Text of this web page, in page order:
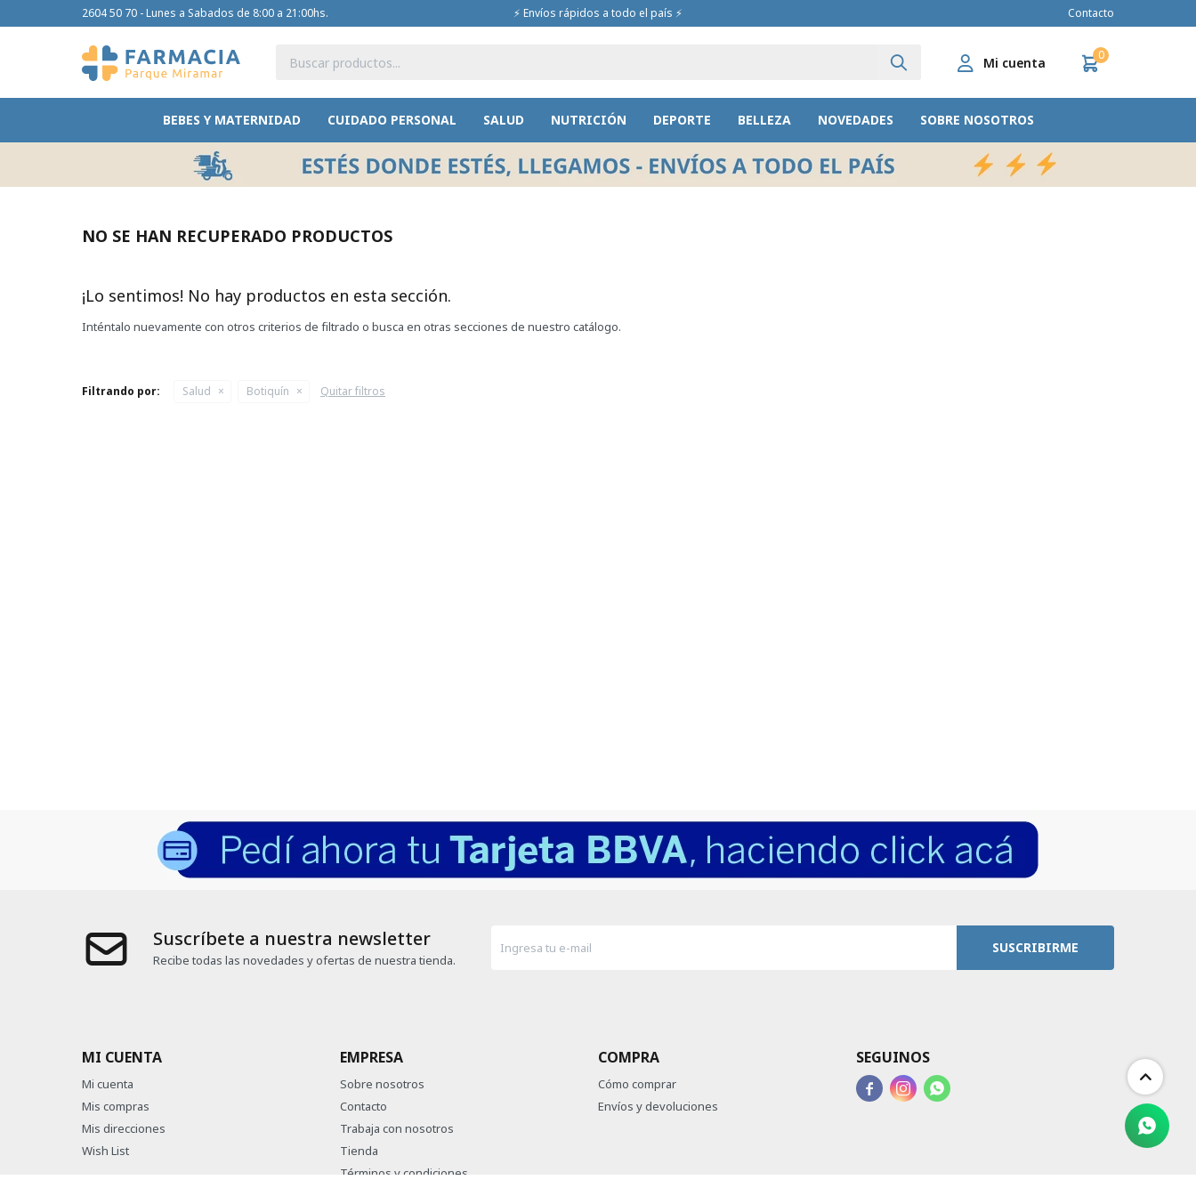
BEBES Y MATERNIDAD CUIDADO PERSONAL SALUD NUTRICIÓN DEPORTE BELLEZA NOVEDADES SOBRE NOSOTROS
0
2604 50 70 - Lunes a Sabados de 8:00 a 21:00hs. ⚡ Envíos rápidos a todo el país ⚡ Contacto
NO SE HAN RECUPERADO PRODUCTOS
¡Lo sentimos! No hay productos en esta sección.
Inténtalo nuevamente con otros criterios de filtrado o busca en otras secciones de nuestro catálogo.
Filtrando por: Salud Botiquín Quitar filtros
Suscríbete a nuestra newsletter
Recibe todas las novedades y ofertas de nuestra tienda.
SUSCRIBIRME
MI CUENTA
Mi cuenta
Mis compras
Mis direcciones
Wish List
EMPRESA
Sobre nosotros
Contacto
Trabaja con nosotros
Tienda
Términos y condiciones
COMPRA
Cómo comprar
Envíos y devoluciones
SEGUINOS
  